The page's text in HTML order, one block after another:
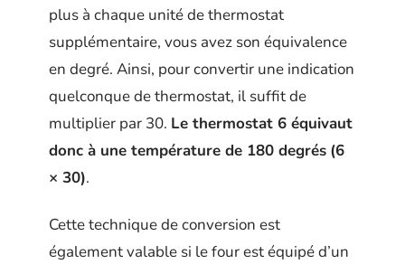
plus à chaque unité de thermostat
supplémentaire, vous avez son équivalence
en degré. Ainsi, pour convertir une indication
quelconque de thermostat, il suffit de
multiplier par 30. Le thermostat 6 équivaut
donc à une température de 180 degrés (6
× 30).
Cette technique de conversion est
également valable si le four est équipé d’un